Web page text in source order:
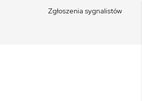
Zgłoszenia sygnalistów